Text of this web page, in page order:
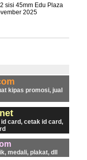
sisi 45mm Edu Plaza
2025
kipas promosi, jual
card, cetak id card,
medali, plakat, dll